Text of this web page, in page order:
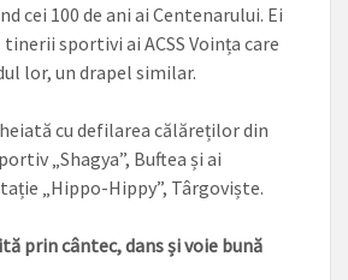
cei 100 de ani ai Centena­rului. Ei
sportivi ai ACSS Voința care
lor, un drapel si­milar.
cu defilarea călăreților din
„Shagya”, Buf­tea și ai
„Hippo-Hippy”, Târgoviște.
prin cântec, dans și voie bună